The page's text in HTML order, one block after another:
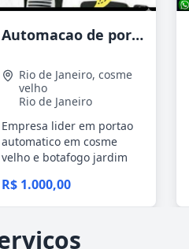
Automacao de portao em Botafogo e Cosme Velho RJ
Rio de Janeiro, cosme
velho
Rio de Janeiro
Empresa lider em portao
automatico em cosme
velho e botafogo jardim
R$ 1.000,00